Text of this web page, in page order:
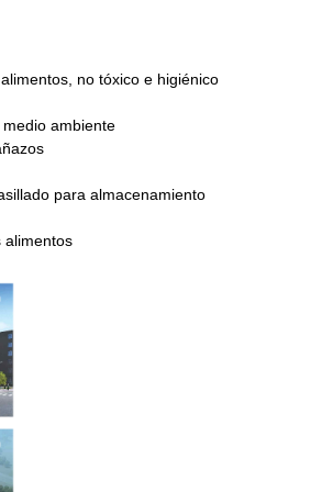
no tóxico e higiénico
ambiente
para almacenamiento
alimentos